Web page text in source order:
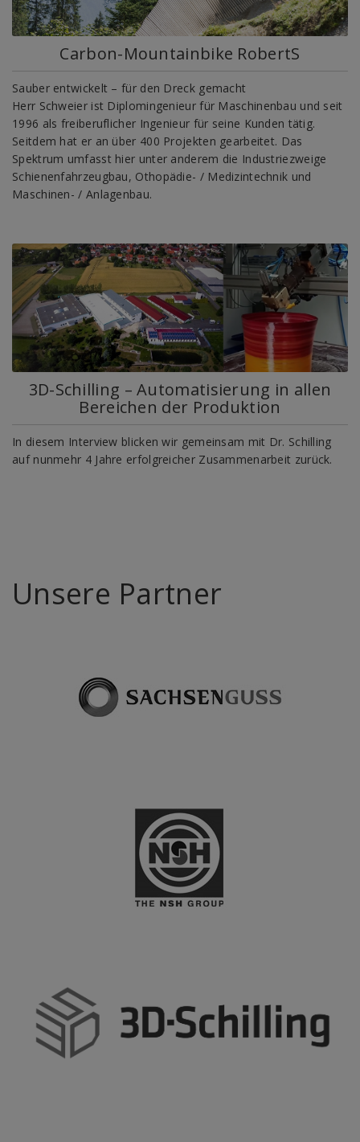
Carbon-Mountainbike RobertS
Sauber entwickelt – für den Dreck gemacht
Herr Schweier ist Diplomingenieur für Maschinenbau und seit
1996 als freiberuflicher Ingenieur für seine Kunden tätig.
Seitdem hat er an über 400 Projekten gearbeitet. Das
Spektrum umfasst hier unter anderem die Industriezweige
Schienenfahrzeugbau, Othopädie- / Medizintechnik und
Maschinen- / Anlagenbau.
3D-Schilling – Automatisierung in allen
Bereichen der Produktion
In diesem Interview blicken wir gemeinsam mit Dr. Schilling
auf nunmehr 4 Jahre erfolgreicher Zusammenarbeit zurück.
Unsere Partner